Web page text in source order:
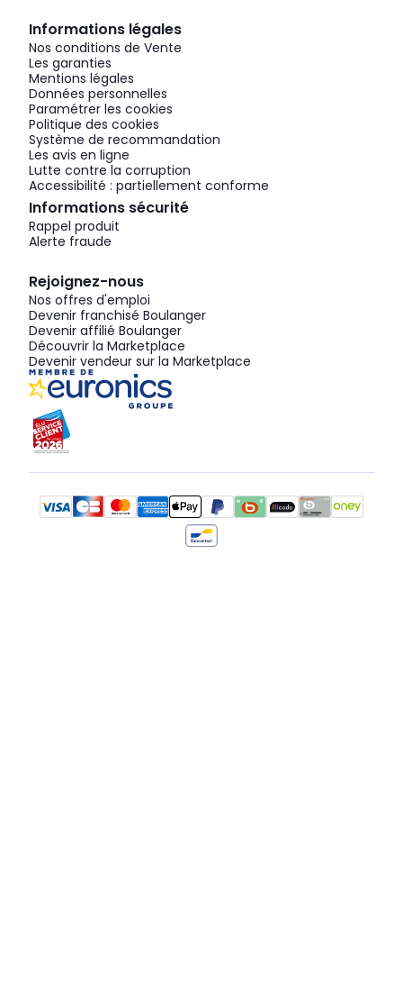
Informations légales
Nos conditions de Vente
Les garanties
Mentions légales
Données personnelles
Paramétrer les cookies
Politique des cookies
Système de recommandation
Les avis en ligne
Lutte contre la corruption
Accessibilité : partiellement conforme
Informations sécurité
Rappel produit
Alerte fraude
Rejoignez-nous
Nos offres d'emploi
Devenir franchisé Boulanger
Devenir affilié Boulanger
Découvrir la Marketplace
Devenir vendeur sur la Marketplace